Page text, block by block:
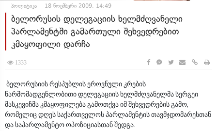
პოლიტიკა 18 ნოემბერი 2009, 14:49
ბელორუსის დელეგაციის ხელმძღვანელი
პარლამენტში გამართული შეხვედრებით
კმაყოფილი დარჩა
1333
ბელორუსიის რესპუბლის ეროვნული კრების
წარმომადგენლობითი დელეგაციის ხელმძღვანელმა სერგეი
მასკევიჩმა კმაყოფილება გამოთქვა იმ შეხვედრების გამო,
რომელიც დღეს საქართველოს პარლამენტის თავმჯდომარესთან
და საპარლამენტო ოპოზიციასთან შედგა.